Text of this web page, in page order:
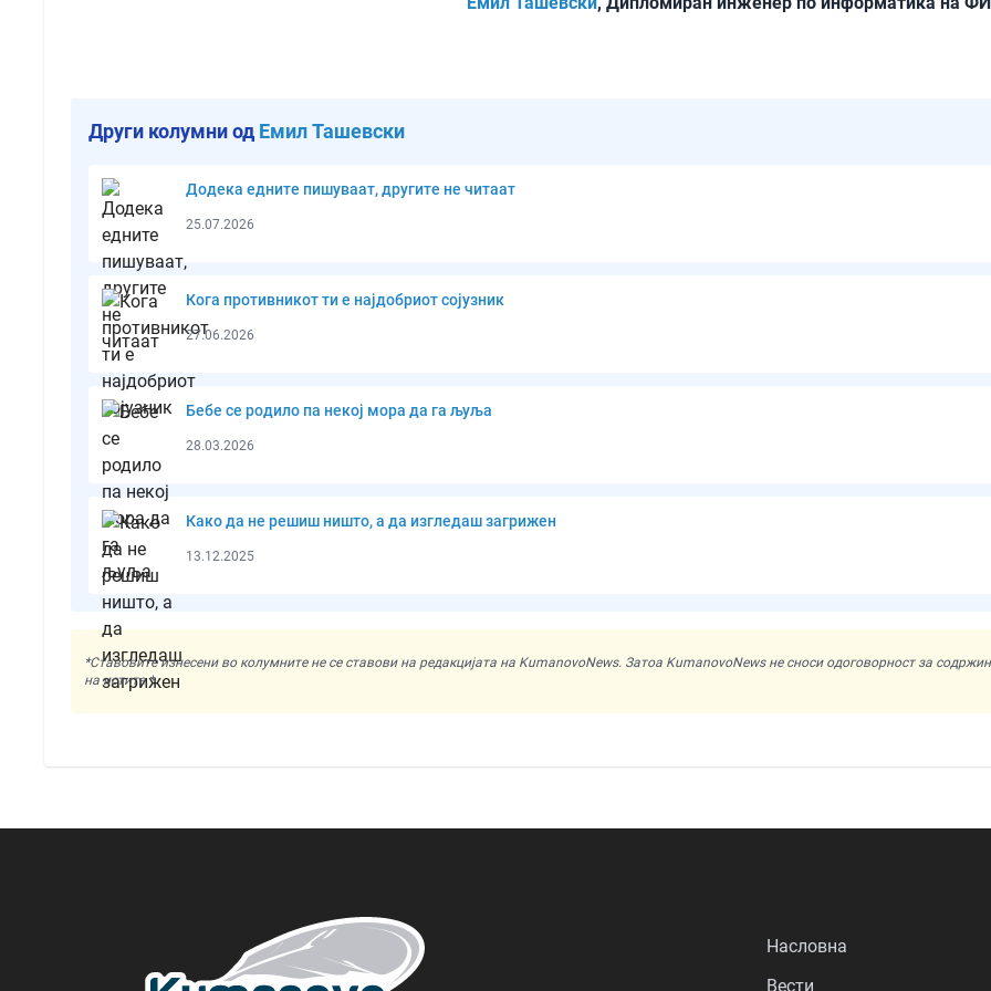
Други колумни од Емил Ташевски
Додека едните пишуваат, другите не читаат
25.07.2026
Кога противникот ти е најдобриот сојузник
27.06.2026
Бебе се родило па некој мора да га љуља
28.03.2026
Како да не решиш ништо, а да изгледаш загрижен
13.12.2025
*Ставовите изнесени во колумните не се ставови на редакцијата на KumanovoNews. Затоа KumanovoNews не сноси одоговорност за
на истите.*
Насловна
Вести